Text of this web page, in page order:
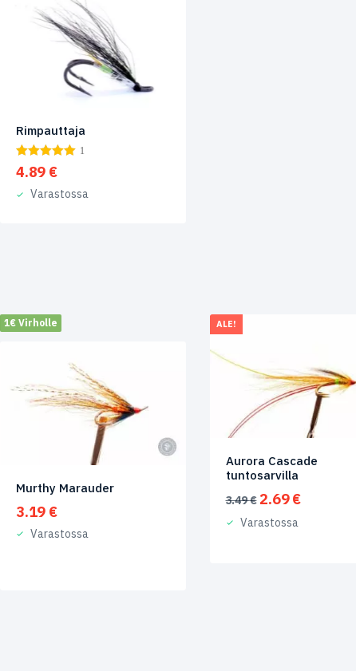
Rimpauttaja
1
4.89 €
Varastossa
1€ Virholle
Murthy Marauder
3.19 €
Varastossa
ALE!
Aurora Cascade
tuntosarvilla
3.49€ Alkuperäinen
hinta
oli:
2.69€Nykyinen
Varastossa